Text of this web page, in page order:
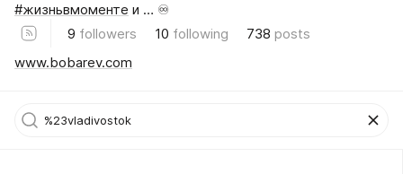
#жизньвмоменте и … ♾️
9 followers 10 following 738 posts
www.bobarev.com